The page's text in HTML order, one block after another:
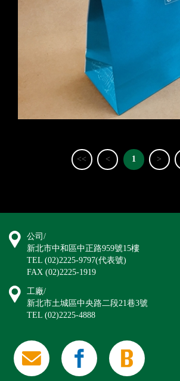
<< < 1 >
公司/
新北市中和區中正路959號15樓
TEL (02)2225-9797(代表號)
FAX (02)2225-1919
工廠/
新北市土城區中央路二段21巷3號
TEL (02)2225-4888